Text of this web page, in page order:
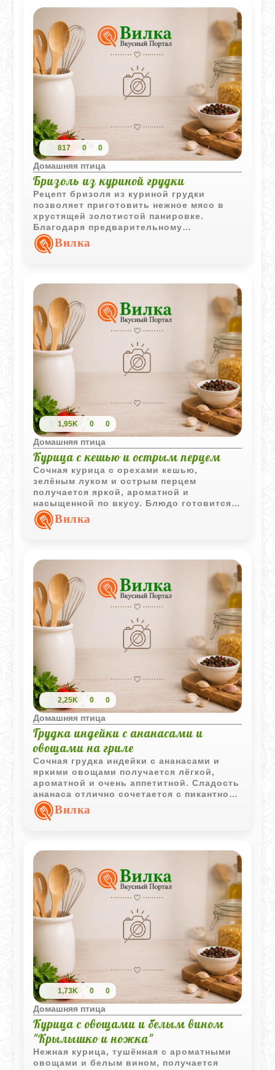
817 0 0
Домашняя птица
Бризоль из куриной грудки
Рецепт бризоля из куриной грудки
позволяет приготовить нежное мясо в
хрустящей золотистой панировке.
Благодаря предварительному
маринованию в лимонном соке, курица
становится удивительно мягкой и
все соки внутри. Это блюдо отлично
подходит для сытного обеда или ужина и
прекрасно сочетается с любыми
овощными гарнирами.
Вилка
1,95K 0 0
Домашняя птица
Курица с кешью и острым перцем
Сочная курица с орехами кешью,
зелёным луком и острым перцем
получается яркой, ароматной и
насыщенной по вкусу. Блюдо готовится
быстро и отлично подходит для
любителей пикантной азиатской кухни.
Вилка
2,25K 0 0
Домашняя птица
Грудка индейки с ананасами и
овощами на гриле
Сочная грудка индейки с ананасами и
яркими овощами получается лёгкой,
ароматной и очень аппетитной. Сладость
ананаса отлично сочетается с пикантной
горчицей и ароматом специй, а овощи на
гриле делают блюдо особенно
Вилка
1,73K 0 0
Домашняя птица
Курица с овощами и белым вином
"Крылышко и ножка"
Нежная курица, тушённая с ароматными
овощами и белым вином, получается